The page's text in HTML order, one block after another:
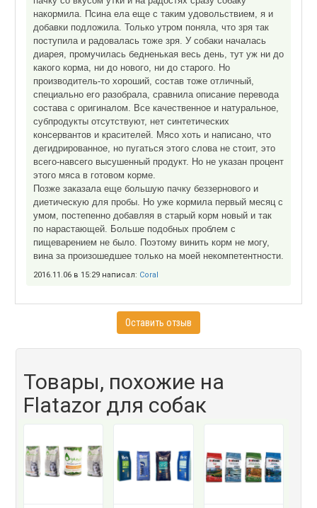
накормила. Псина ела еще с таким удовольствием, я и
добавки подложила. Только утром поняла, что зря так
поступила и радовалась тоже зря. У собаки началась
диарея, промучилась бедненькая весь день, тут уж ни до
какого корма, ни до нового, ни до старого. Но
производитель-то хороший, состав тоже отличный,
специально его разобрала, сравнила описание перевода
состава с оригиналом. Все качественное и натуральное,
субпродукты отсутствуют, нет синтетических
консервантов и красителей. Мясо хоть и написано, что
дегидрированное, но пугаться этого слова не стоит, это
всего-навсего высушенный продукт. Но не указан процент
этого мяса в готовом корме.
Позже заказала еще большую пачку беззернового и
диетическую для пробы. Но уже кормила первый месяц с
умом, постепенно добавляя в старый корм новый и так
по нарастающей. Больше подобных проблем с
пищеварением не было. Поэтому винить корм не могу,
вина за произошедшее только на моей некомпетентности.
2016.11.06 в 15:29 написал: Coral
Оставить отзыв
Товары, похожие на
Flatazor для собак